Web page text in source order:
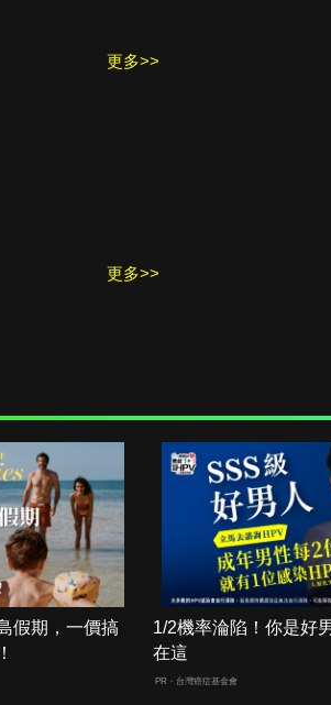
更多>>
更多>>
假期，一價搞
1/2機率淪陷！你是好
在這
PR・台灣癌症基金會